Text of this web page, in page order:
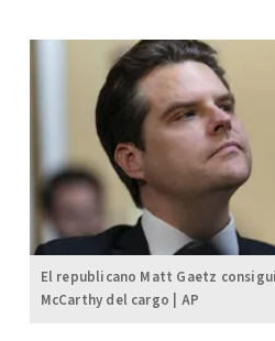
El republicano Matt Gaetz
McCarthy del cargo | AP